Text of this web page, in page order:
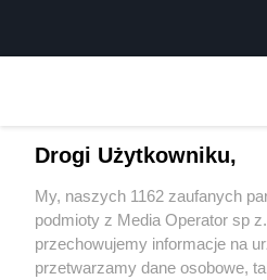
Wydawca mediów lokalnych
Drogi Użytkowniku,
My, naszych 1162 zaufanych
podmioty z Media Operator sp
przechowujemy informacje na
przetwarzamy dane osobowe,